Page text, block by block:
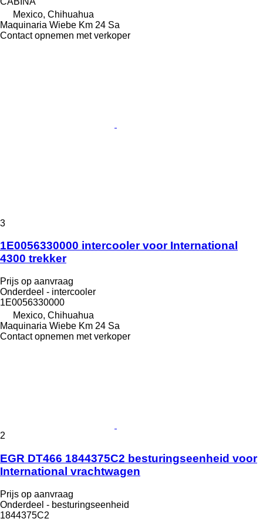
Mexico, Chihuahua
Maquinaria Wiebe Km 24 Sa
Contact opnemen met verkoper
3
1E0056330000 intercooler voor International
4300 trekker
Prijs op aanvraag
Onderdeel - intercooler
1E0056330000
Mexico, Chihuahua
Maquinaria Wiebe Km 24 Sa
Contact opnemen met verkoper
2
EGR DT466 1844375C2 besturingseenheid voor
International vrachtwagen
Prijs op aanvraag
Onderdeel - besturingseenheid
1844375C2